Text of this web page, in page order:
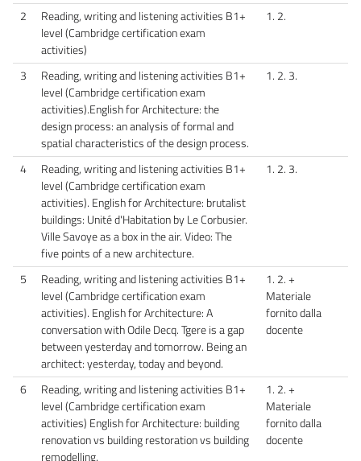
2
Reading, writing and listening activities B1+
level (Cambridge certification exam
activities)
1. 2.
3
Reading, writing and listening activities B1+
level (Cambridge certification exam
activities).English for Architecture: the
design process: an analysis of formal and
spatial characteristics of the design process.
1. 2. 3.
4
Reading, writing and listening activities B1+
level (Cambridge certification exam
activities). English for Architecture: brutalist
buildings: Unité d'Habitation by Le Corbusier.
Ville Savoye as a box in the air. Video: The
five points of a new architecture.
1. 2. 3.
5
Reading, writing and listening activities B1+
level (Cambridge certification exam
activities). English for Architecture: A
conversation with Odile Decq. Tgere is a gap
between yesterday and tomorrow. Being an
architect: yesterday, today and beyond.
1. 2. +
Materiale
fornito dalla
docente
6
Reading, writing and listening activities B1+
level (Cambridge certification exam
activities) English for Architecture: building
renovation vs building restoration vs building
remodelling.
1. 2. +
Materiale
fornito dalla
docente